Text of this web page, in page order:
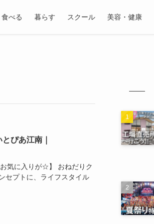
食べる 暮らす スクール 美容・健康
ぴあ江南｜
気に入りが☆】 おねだりク
セプトに、ライフスタイル